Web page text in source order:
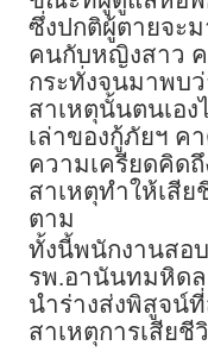
ซึ่งปกติผู้ตายจะ
คนกับหญิงสาว ค
กระทั่งจนมาพบ
สาเหตุนั้นตนเอ
เล่าของกู้ภัยฯ ค
ความเครียดคิด
สาเหตุทำให้เสี
ตาม
ทั้งนี้พนักงานสอ
รพ.อานันทมหิด
นำร่างส่งพิสูจน์
สาเหตุการเสียชี